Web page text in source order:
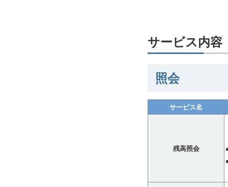
サービス内容
照会
サービス名
残高照会